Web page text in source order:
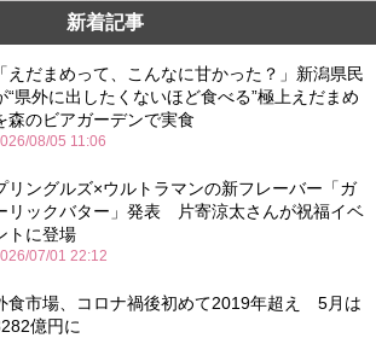
新着記事
「えだまめって、こんなに甘かった？」新潟県民
“県外に出したくないほど食べる”極上えだまめ
森のビアガーデンで実食
08/05 11:06
リングルズ×ウルトラマンの新フレーバー「ガ
リックバター」発表 片寄涼太さんが祝福イベ
トに登場
07/01 22:12
食市場、コロナ禍後初めて2019年超え 5月は
億円に